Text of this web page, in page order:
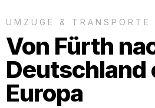
UMZÜGE & TRANSPORTE
Von Fürth
Deutschland
Europa